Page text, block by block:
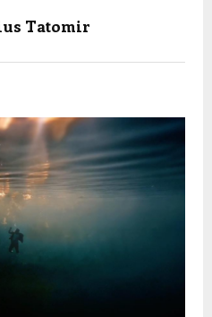
Tatomir